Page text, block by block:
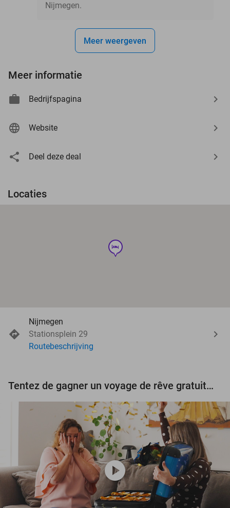
Nijmegen.
Meer weergeven
Meer informatie
Bedrijfspagina
Website
Deel deze deal
Locaties
hotel
Nijmegen
Stationsplein 29
Routebeschrijving
Tentez de gagner un voyage de rêve gratuit d'une valeur de 3.000 € !
play_circle